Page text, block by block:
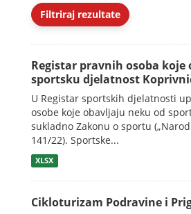
Filtriraj rezultate
Registar pravnih osoba koje
sportsku djelatnost
U Registar sportskih djelatnosti
osobe koje obavljaju neku od
sukladno Zakonu o sportu
141/22). Sportske...
XLSX
Cikloturizam Podravine i